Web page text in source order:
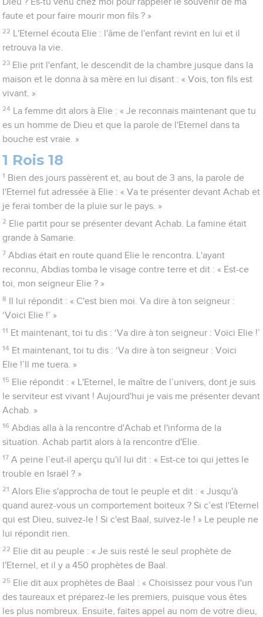
faute et pour faire mourir mon fils ? »
22
L'Eternel écouta Elie : l'âme de l'enfant revint en lui et il
retrouva la vie.
23 Elie prit l'enfant, le descendit de la chambre jusque dans la
maison et le donna à sa mère en lui disant : « Vois, ton fils est
vivant. »
24
La femme dit alors à Elie : « Je reconnais maintenant que tu
es un homme de Dieu et que la parole de l'Eternel dans ta
bouche est vraie. »
1 Rois 18
1 Bien des jours passèrent et, au bout de 3 ans, la parole de
l'Eternel fut adressée à Elie : « Va te présenter devant Achab et
je ferai tomber de la pluie sur le pays. »
2 Elie partit pour se présenter devant Achab. La famine était
grande à Samarie.
7 Abdias était en route quand Elie le rencontra. L'ayant
reconnu, Abdias tomba le visage contre terre et dit : « Est-ce
toi, mon seigneur Elie ? »
8
Il lui répondit : « C'est bien moi. Va dire à ton seigneur :
‘Voici Elie !’ »
11 Et maintenant, toi tu dis : ‘Va dire à ton seigneur : Voici Elie !’
14 Et maintenant, toi tu dis : ‘Va dire à ton seigneur : Voici
Elie !’Il me tuera. »
15 Elie répondit : « L'Eternel, le maître de l’univers, dont je suis
le serviteur est vivant ! Aujourd'hui je vais me présenter devant
Achab. »
16 Abdias alla à la rencontre d'Achab et l'informa de la
situation. Achab partit alors à la rencontre d'Elie.
17 A peine l’eut-il aperçu qu'il lui dit : « Est-ce toi qui jettes le
trouble en Israël ? »
21 Alors Elie s'approcha de tout le peuple et dit : « Jusqu'à
quand aurez-vous un comportement boiteux ? Si c’est l'Eternel
qui est Dieu, suivez-le ! Si c'est Baal, suivez-le ! » Le peuple ne
lui répondit rien.
22 Elie dit au peuple : « Je suis resté le seul prophète de
l'Eternel, et il y a 450 prophètes de Baal.
25 Elie dit aux prophètes de Baal : « Choisissez pour vous l'un
des taureaux et préparez-le les premiers, puisque vous êtes
les plus nombreux. Ensuite, faites appel au nom de votre dieu,